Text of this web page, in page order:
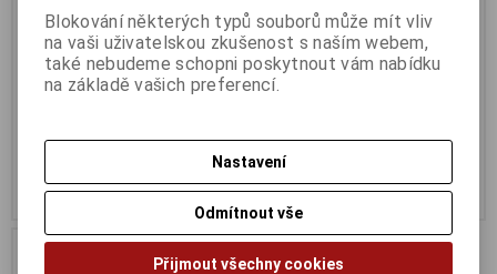
Dodací lhůta (dnů) 1 -7
Skladem:286 ks
Původní cena:2 Kč
Koupit
Dodací lhůta (dnů) 1 - 7
Skladem:Na dotaz ks
EAN:42418
Původní cena:6 Kč
Sleva: 33 %
Koupit
Na dotaz
Blokování některých typů souborů může mít vliv
na vaši uživatelskou zkušenost s naším webem,
také nebudeme schopni poskytnout vám nabídku
na základě vašich preferencí.
Nastavení
Odmítnout vše
Přijmout všechny cookies